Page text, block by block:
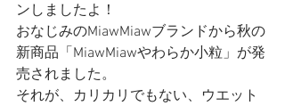
ンしましたよ！
おなじみのMiawMiawブランドから秋の
新商品「MiawMiawやわらか小粒」が発
売されました。
それが、カリカリでもない、ウエット